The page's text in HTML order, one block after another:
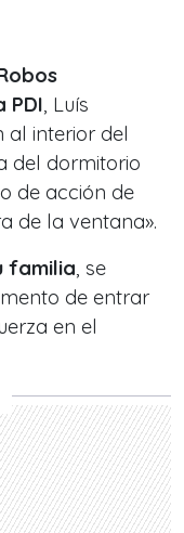
PDI, Luís
al interior del
del dormitorio
de acción de
de la ventana».
familia, se
de entrar
en el